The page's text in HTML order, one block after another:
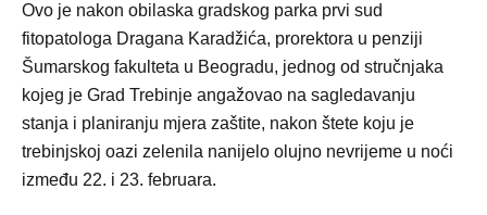
Ovo je nakon obilaska gradskog parka prvi sud
fitopatologa Dragana Karadžića, prorektora u penziji
Šumarskog fakulteta u Beogradu, jednog od stručnjaka
kojeg je Grad Trebinje angažovao na sagledavanju
stanja i planiranju mjera zaštite, nakon štete koju je
trebinjskoj oazi zelenila nanijelo olujno nevrijeme u noći
između 22. i 23. februara.